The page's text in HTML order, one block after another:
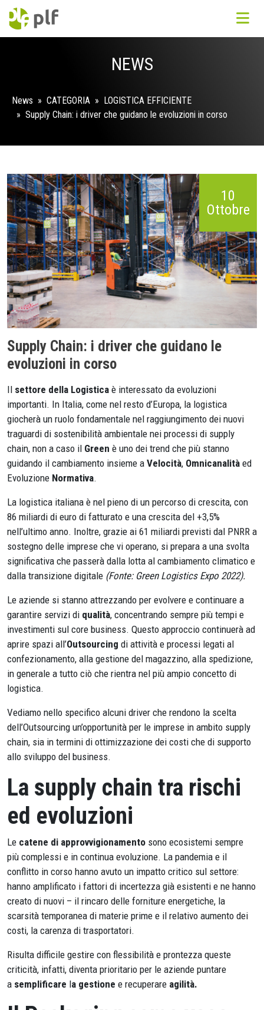
NEWS
News » CATEGORIA » LOGISTICA EFFICIENTE
» Supply Chain: i driver che guidano le evoluzioni in corso
10
Ottobre
Supply Chain: i driver che guidano le
evoluzioni in corso
Il settore della Logistica è interessato da evoluzioni
importanti. In Italia, come nel resto d’Europa, la logistica
giocherà un ruolo fondamentale nel raggiungimento dei nuovi
traguardi di sostenibilità ambientale nei processi di supply
chain, non a caso il Green è uno dei trend che più stanno
guidando il cambiamento insieme a Velocità, Omnicanalità ed
Evoluzione Normativa.
La logistica italiana è nel pieno di un percorso di crescita, con
86 miliardi di euro di fatturato e una crescita del +3,5%
nell’ultimo anno. Inoltre, grazie ai 61 miliardi previsti dal PNRR a
sostegno delle imprese che vi operano, si prepara a una svolta
significativa che passerà dalla lotta al cambiamento climatico e
dalla transizione digitale (Fonte: Green Logistics Expo 2022).
Le aziende si stanno attrezzando per evolvere e continuare a
garantire servizi di qualità, concentrando sempre più tempi e
investimenti sul core business. Questo approccio continuerà ad
aprire spazi all’Outsourcing di attività e processi legati al
confezionamento, alla gestione del magazzino, alla spedizione,
in generale a tutto ciò che rientra nel più ampio concetto di
logistica.
Vediamo nello specifico alcuni driver che rendono la scelta
dell’Outsourcing un’opportunità per le imprese in ambito supply
chain, sia in termini di ottimizzazione dei costi che di supporto
allo sviluppo del business.
La supply chain tra rischi
ed evoluzioni
Le catene di approvvigionamento sono ecosistemi sempre
più complessi e in continua evoluzione. La pandemia e il
conflitto in corso hanno avuto un impatto critico sul settore:
hanno amplificato i fattori di incertezza già esistenti e ne hanno
creato di nuovi – il rincaro delle forniture energetiche, la
scarsità temporanea di materie prime e il relativo aumento dei
costi, la carenza di trasportatori.
Risulta difficile gestire con flessibilità e prontezza queste
criticità, infatti, diventa prioritario per le aziende puntare
a semplificare la gestione e recuperare agilità.